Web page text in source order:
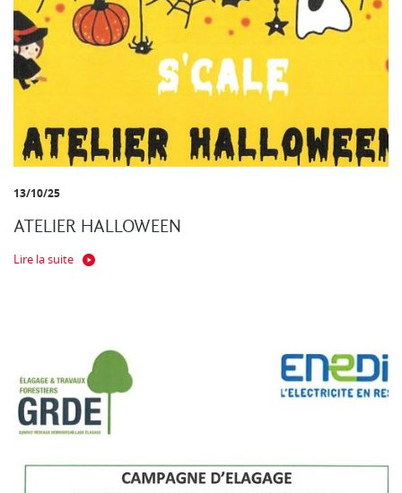
13/10/25
ATELIER HALLOWEEN
Lire la suite